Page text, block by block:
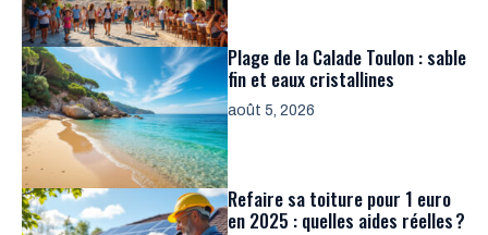
Plage de la Calade Toulon : sable
fin et eaux cristallines
août 5, 2026
Refaire sa toiture pour 1 euro
en 2025 : quelles aides réelles ?